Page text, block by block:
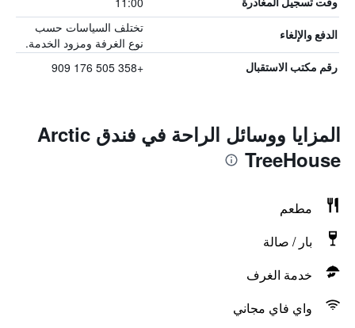
الدفع والإلغاء
تختلف السياسات حسب
نوع الغرفة ومزود الخدمة.
رقم مكتب الاستقبال +358 505 176 909
المزايا ووسائل الراحة في فندق Arctic
TreeHouse
مطعم
بار / صالة
خدمة الغرف
واي فاي مجاني